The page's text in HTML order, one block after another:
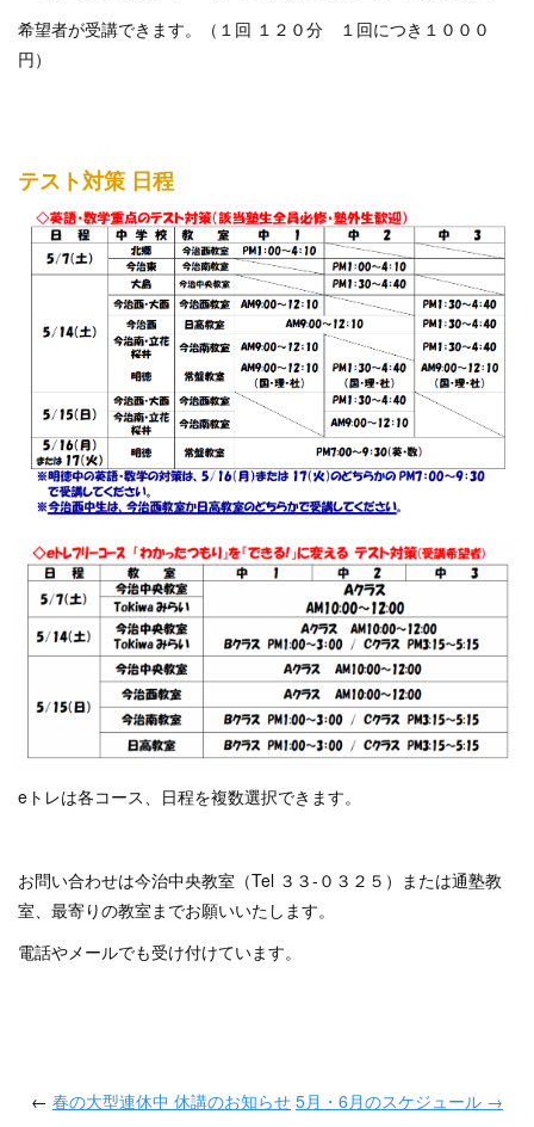
希望者が受講できます。（１回 １２０分 １回につき１０００
円）
テスト対策 日程
eトレは各コース、日程を複数選択できます。
お問い合わせは今治中央教室（Tel ３３‐０３２５）または通塾教
室、最寄りの教室までお願いいたします。
電話やメールでも受け付けています。
← 春の大型連休中 休講のお知らせ 5月・6月のスケジュール →